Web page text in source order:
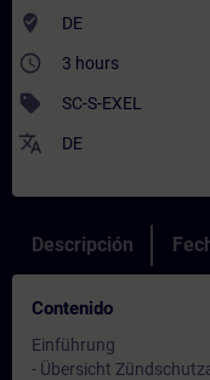
where_to_vote DE
access_time 3 hours
sell SC-S-EXEL
translate DE
Descripción
Contenido
Einführung
- Übersicht